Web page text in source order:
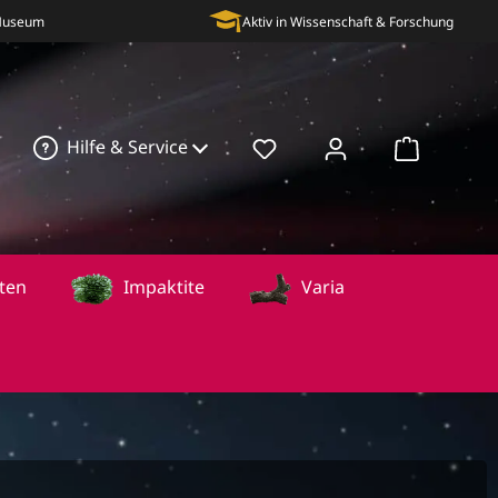
Aktiv in Wissenschaft & Forschung
Hilfe & Service
Impaktite Varia